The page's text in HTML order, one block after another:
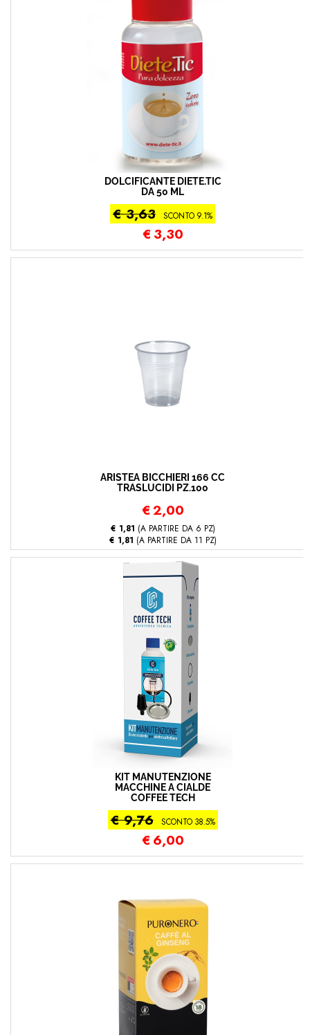
DOLCIFICANTE DIETE.TIC
DA 50 ML
€ 3,63 SCONTO 9.1%
€ 3,30
ARISTEA BICCHIERI 166 CC
TRASLUCIDI PZ.100
€2,00
€ 1,81 (A PARTIRE DA 6 PZ)
€ 1,81 (A PARTIRE DA 11 PZ)
KIT MANUTENZIONE
MACCHINE A CIALDE
COFFEE TECH
€ 9,76 SCONTO 38.5%
€ 6,00